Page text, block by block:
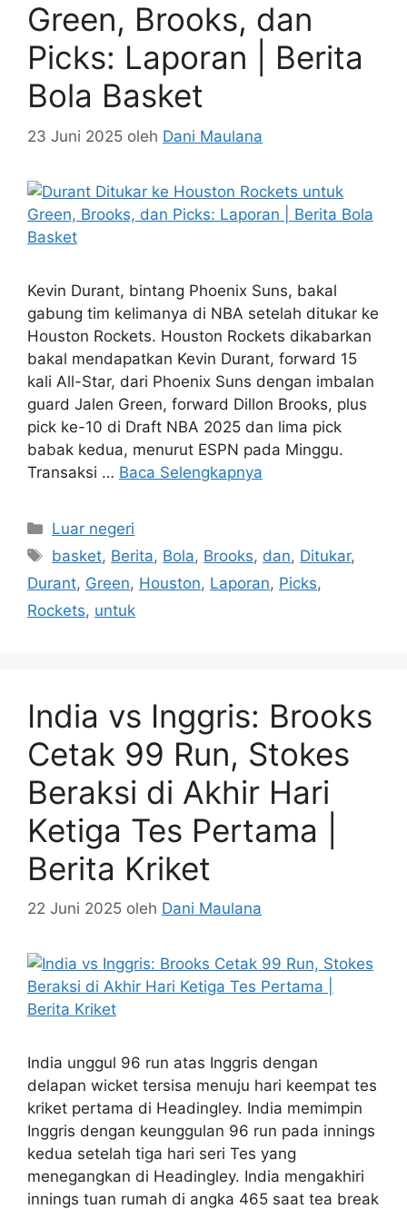
Green, Brooks, dan
Picks: Laporan | Berita
Bola Basket
23 Juni 2025 oleh Dani Maulana
Kevin Durant, bintang Phoenix Suns, bakal
gabung tim kelimanya di NBA setelah ditukar ke
Houston Rockets. Houston Rockets dikabarkan
bakal mendapatkan Kevin Durant, forward 15
kali All-Star, dari Phoenix Suns dengan imbalan
guard Jalen Green, forward Dillon Brooks, plus
pick ke-10 di Draft NBA 2025 dan lima pick
babak kedua, menurut ESPN pada Minggu.
Transaksi … Baca Selengkapnya
Kategori
Luar negeri
Tag
basket, Berita, Bola, Brooks, dan, Ditukar,
Durant, Green, Houston, Laporan, Picks,
Rockets, untuk
India vs Inggris: Brooks
Cetak 99 Run, Stokes
Beraksi di Akhir Hari
Ketiga Tes Pertama |
Berita Kriket
22 Juni 2025 oleh Dani Maulana
India unggul 96 run atas Inggris dengan
delapan wicket tersisa menuju hari keempat tes
kriket pertama di Headingley. India memimpin
Inggris dengan keunggulan 96 run pada innings
kedua setelah tiga hari seri Tes yang
menegangkan di Headingley. India mengakhiri
innings tuan rumah di angka 465 saat tea break